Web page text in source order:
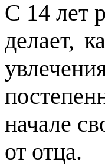
С 14 лет
делает,
начале
от отца.